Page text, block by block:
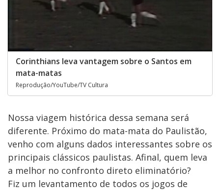
Corinthians leva vantagem sobre o Santos em
mata-matas
Reprodução/YouTube/TV Cultura
Nossa viagem histórica dessa semana será
diferente. Próximo do mata-mata do Paulistão,
venho com alguns dados interessantes sobre os
principais clássicos paulistas. Afinal, quem leva
a melhor no confronto direto eliminatório?
Fiz um levantamento de todos os jogos de